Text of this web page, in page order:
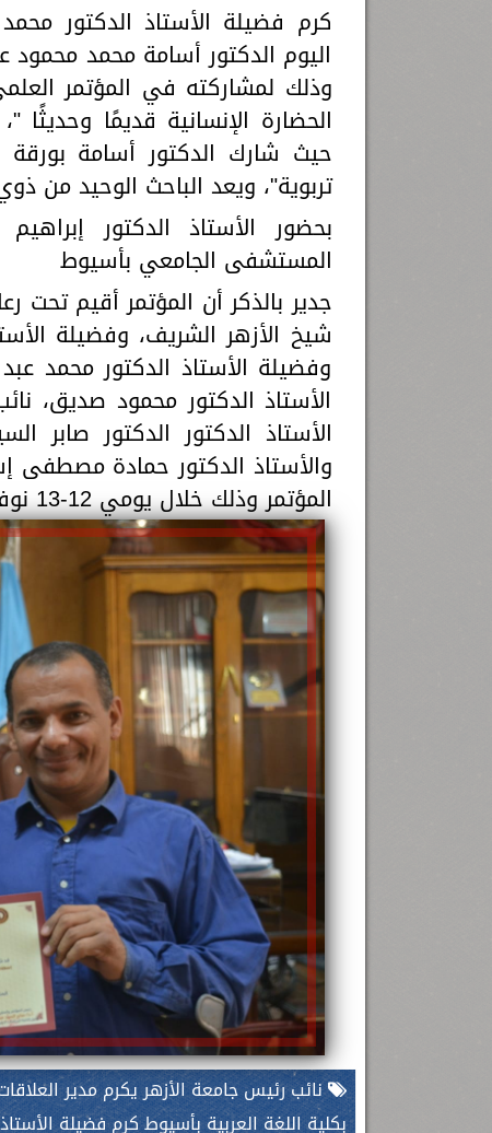
كرم فضيلة الأستاذ الدكتور
اليوم الدكتور أسامة محمد محمود
وذلك لمشاركته في المؤتمر
الحضارة الإنسانية قديمًا وحديثًا
حيث شارك الدكتور أسامة بورقة
تربوية"، ويعد الباحث الوحيد من
بحضور الأستاذ الدكتور
المستشفى الجامعي بأسيوط
جدير بالذكر أن المؤتمر أقيم تحت
شيخ الأزهر الشريف، وفضيلة
وفضيلة الأستاذ الدكتور محمد
الأستاذ الدكتور محمود صديق،
الأستاذ الدكتور الدكتور صابر
والأستاذ الدكتور حمادة مصطفى
المؤتمر وذلك خلال يومي 12-13 نوفمبر 2023م.
نائب رئيس جامعة الأزهر يكرم مدير
بكلية اللغة العربية بأسيوط كرم فضيلة